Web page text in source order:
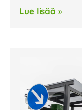
Lue lisää »